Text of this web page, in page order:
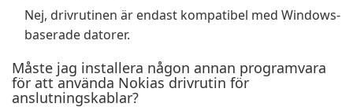
Nej, drivrutinen är endast kompatibel med Windows-
baserade datorer.
Måste jag installera någon annan programvara
för att använda Nokias drivrutin för
anslutningskablar?